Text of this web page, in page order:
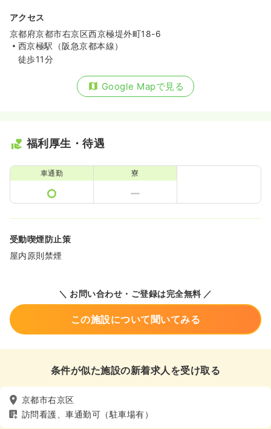
アクセス
京都府京都市右京区西京極堤外町18-6
西京極駅（阪急京都本線）
徒歩11分
Google Mapで見る
福利厚生・待遇
車通勤 寮
受動喫煙防止策
屋内原則禁煙
＼ お問い合わせ・ご登録は完全無料 ／
この施設について聞いてみる
条件が似た施設の新着求人を受け取る
京都市右京区
訪問看護、車通勤可（駐車場有）